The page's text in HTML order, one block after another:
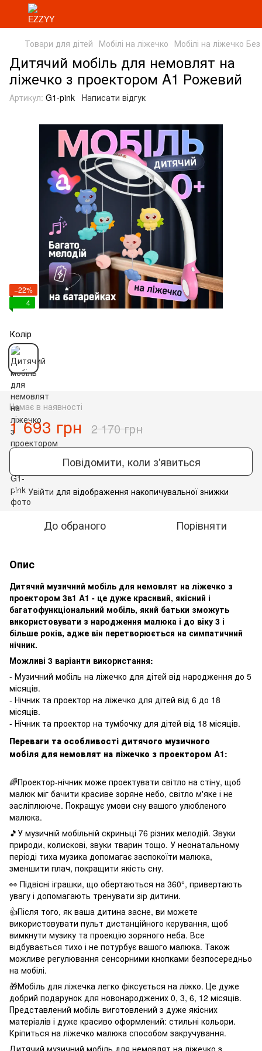
Товари для дітей Мобілі на ліжечко Мобілі на ліжечко
Дитячий мобіль для немовлят на
ліжечко з проектором A1 Рожевий
Артикул: G1-pink Написати відгук
−22%
4
Колір
Немає в наявності
1 693 грн 2 170 грн
Повідомити, коли з'явиться
% Увійти для відображення накопичувальної знижки
До обраного Порівняти
Опис
Дитячий музичний мобіль для немовлят на ліжечко з
проектором 3в1 A1 - це дуже красивий, якісний і
багатофункціональний мобіль, який батьки зможуть
використовувати з народження малюка і до віку 3 і
більше років, адже він перетворюється на симпатичний
нічник.
Можливі 3 варіанти використання:
- Музичний мобіль на ліжечко для дітей від народження до 5
місяців.
- Нічник та проектор на ліжечко для дітей від 6 до 18
місяців.
- Нічник та проектор на тумбочку для дітей від 18 місяців.
Переваги та особливості дитячого музичного
мобіля для немовлят на ліжечко з проектором A1:
🌈Проектор-нічник може проектувати світло на стіну, щоб
малюк міг бачити красиве зоряне небо, світло м'яке і не
засліплююче. Покращує умови сну вашого улюбленого
малюка.
🎵У музичній мобільній скриньці 76 різних мелодій. Звуки
природи, колискові, звуки тварин тощо. У неонатальному
періоді тиха музика допомагає заспокоїти малюка,
зменшити плач, покращити якість сну.
👀 Підвісні іграшки, що обертаються на 360°, привертають
увагу і допомагають тренувати зір дитини.
👍Після того, як ваша дитина засне, ви можете
використовувати пульт дистанційного керування, щоб
вимкнути музику та проекцію зоряного неба. Все
відбувається тихо і не потурбує вашого малюка. Також
можливе регулювання сенсорними кнопками безпосередньо
на мобілі.
🎁Мобіль для ліжечка легко фіксується на ліжко. Це дуже
добрий подарунок для новонароджених 0, 3, 6, 12 місяців.
Представлений мобіль виготовлений з дуже якісних
матеріалів і дуже красиво оформлений: стильні кольори.
Кріпиться на ліжечко малюка способом закручування.